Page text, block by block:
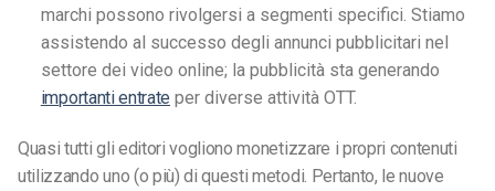
marchi possono rivolgersi a segmenti specifici. Stiamo
assistendo al successo degli annunci pubblicitari nel
settore dei video online; la pubblicità sta generando
importanti entrate per diverse attività OTT.
Quasi tutti gli editori vogliono monetizzare i propri contenuti
utilizzando uno (o più) di questi metodi. Pertanto, le nuove